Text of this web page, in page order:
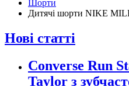
Шорти
Дитячі шорти NIKE
Нові статті
Converse Run
Taylor з